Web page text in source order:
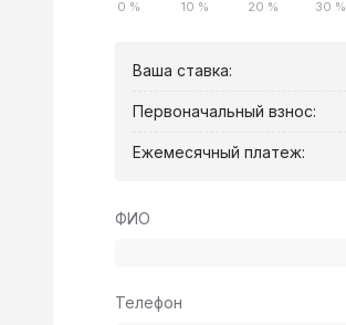
0 % 10 % 20 % 30 %
Ваша ставка:
Первоначальный взнос:
Ежемесячный платеж:
ФИО
Телефон